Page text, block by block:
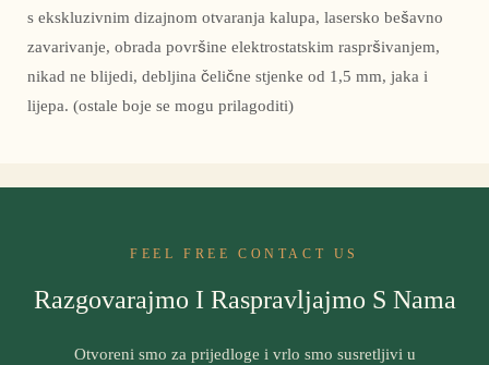
s ekskluzivnim dizajnom otvaranja kalupa, lasersko bešavno
zavarivanje, obrada površine elektrostatskim raspršivanjem,
nikad ne blijedi, debljina čelične stjenke od 1,5 mm, jaka i
lijepa. (ostale boje se mogu prilagoditi)
FEEL FREE CONTACT US
Razgovarajmo I Raspravljajmo S Nama
Otvoreni smo za prijedloge i vrlo smo susretljivi u